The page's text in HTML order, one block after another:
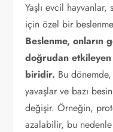
Yaşlı evcil hayvanlar,
için özel bir
Beslenme, onların
doğrudan
biridir. Bu dönemde,
yavaşlar ve bazı
değişir. Örneğin,
azalabilir, bu